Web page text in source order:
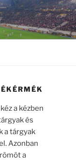
a kézben
és
a tárgyak
Azonban
a